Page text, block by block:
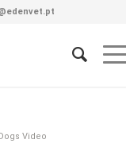
Video